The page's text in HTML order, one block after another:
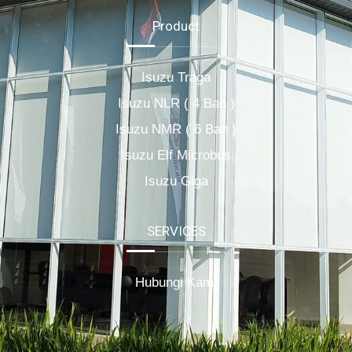
Product
Isuzu Traga
Isuzu NLR ( 4 Ban )
Isuzu NMR ( 6 Ban )
Isuzu Elf Microbus
Isuzu Giga
SERVICES
Hubungi Kami